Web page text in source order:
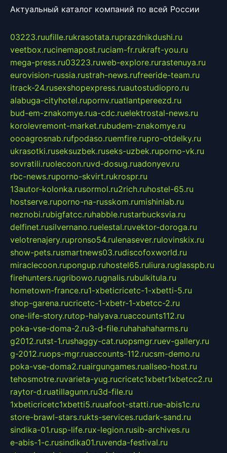
Актуальный каталог компаний по всей России
03223.ruufille.rukrasotata.ruprazdnikdushi.ru
veetbox.rucinemapost.ruciam-fr.rukraft-you.ru
mega-press.ru03223.ruweb-explore.rurastenuya.ru
eurovision-russia.rustrah-news.rufreeride-team.ru
itrack-24.rusexshopexpress.ruautostudiopro.ru
alabuga-cityhotel.rupornv.ruatlantpereezd.ru
bud-em-znakomye.rua-cdc.ruelektrostal-news.ru
korolevremont-market.rubudem-znakomye.ru
oooagrosnab.rufpodaso.ruemfire.rupro-otdelky.ru
ukrasotki.ruseksuzbek.ruseks-uzbek.ruporno-vk.ru
sovratili.ruolecoon.ruvd-dosug.ruadonyev.ru
rbc-news.ruporno-skvirt.rukrospr.ru
13autor-kolonka.rusormol.ru2rich.ruhostel-65.ru
hostserve.ruporno-na-russkom.rumishinlab.ru
neznobi.rubigfatcc.ruhabble.rustarbucksvia.ru
delfinet.rusilvernano.ruelestal.ruvektor-doroga.ru
velotrenajery.rupronso54.rulenasever.rulovinskix.ru
show-pets.rusmartnews03.rudiscofoxworld.ru
miraclecoon.rupongup.ruhostel65.ruliura.ruglasspb.ru
firehunters.rugribowo.rugnalis.rubulkitula.ru
hometown-france.ru1-xbeticricetc-1-xbetti-5.ru
shop-garena.rucricetc-1-xbetr-1-xbetcc-2.ru
one-life-story.rutop-halyava.ruaccounts112.ru
poka-vse-doma-2.ru3-d-file.ruhahahaharms.ru
g2012.rutst-1.rushaggy-cat.ruopsmgr.ruev-gallery.ru
g-2012.ruops-mgr.ruaccounts-112.rucsm-demo.ru
poka-vse-doma2.ruairgungames.ruallseo-host.ru
tehosmotre.ruvarieta-yug.rucricetc1xbetr1xbetcc2.ru
raytor-d.ruatillagunn.ru3d-file.ru
1xbeticricetc1xbetti5.ruuafoot-statti.rue-abis1c.ru
store-brawl-stars.rukts-services.rudark-sand.ru
sindika-01.rusp-life.rux-legion.rusib-archives.ru
e-abis-1-c.rusindika01.ruvenda-festival.ru